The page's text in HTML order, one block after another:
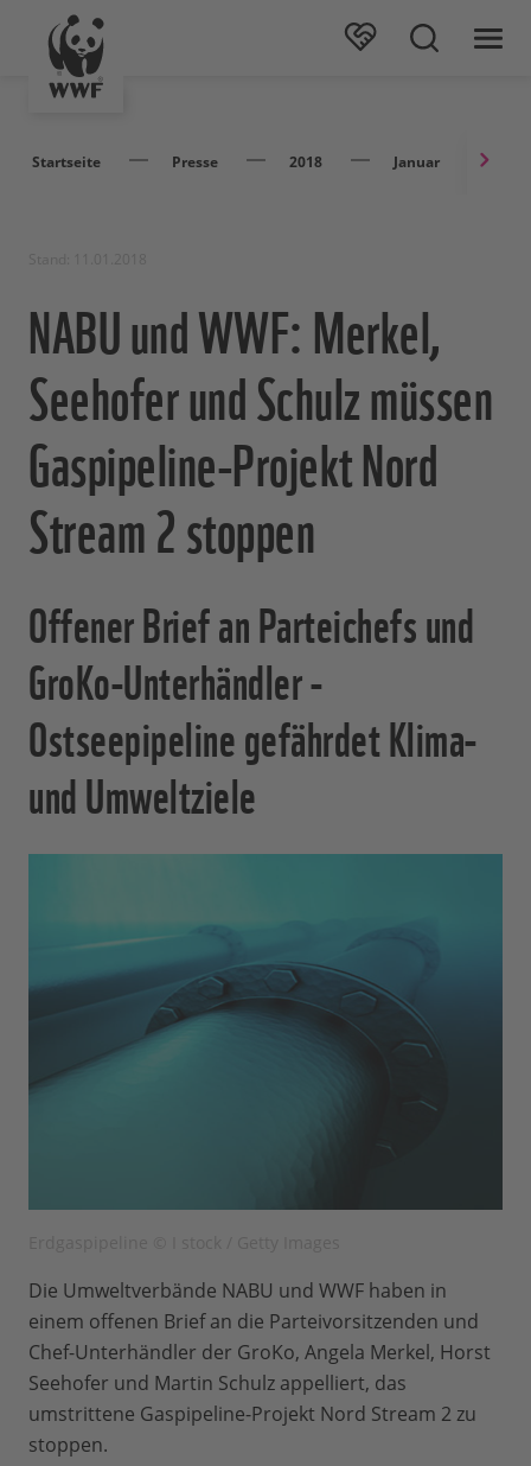
Startseite Presse 2018 Januar
NABU und WWF: Merkel,
Seehofer und Schulz müssen
Gaspipeline-Projekt Nord
Stream 2 stoppen
Offener Brief an Parteichefs und
GroKo-Unterhändler -
Ostseepipeline gefährdet Klima-
und Umweltziele
Die Umweltverbände NABU und WWF haben in
einem offenen Brief an die Parteivorsitzenden und
Chef-Unterhändler der GroKo, Angela Merkel, Horst
Seehofer und Martin Schulz appelliert, das
umstrittene Gaspipeline-Projekt Nord Stream 2 zu
stoppen.